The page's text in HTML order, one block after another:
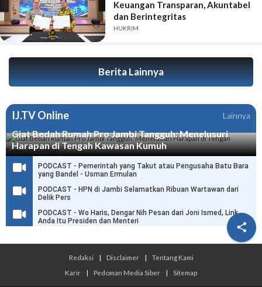

Keuangan Transparan, Akuntabel
dan Berintegritas
HUKRIM
Berita Lainnya
IJ.TV Online Lainnya
Giat Bedah Rumah Pro Jambi Tangguh: Menelusuri
Harapan di Tengah Kawasan Kumuh
PODCAST - Pemerintah yang Takut atau Pengusaha Batu Bara
yang Bandel - Usman Ermulan
PODCAST - HPN di Jambi Selamatkan Ribuan Wartawan dari
Delik Pers
PODCAST - Wo Haris, Dengar Nih Pesan dari Joni Ismed, Link
Anda Itu Presiden dan Menteri
Redaksi | Disclaimer |
Tentang Kami
Karir
| Pedoman Media Siber | Sitemap